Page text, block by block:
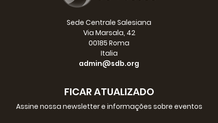
P.Fidel Maria Orendain
Conselheiro para a
Comunicação Social
Sede Centrale Salesiana
Via Marsala, 42
00185 Roma
Italia
admin@sdb.org
FICAR ATUALIZADO
Assine nossa newsletter e informações sobre eventos